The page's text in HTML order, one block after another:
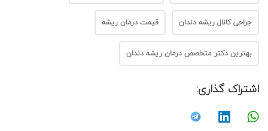
جراحی کانال ریشه دندان قیمت درمان ریشه
بهترین دکتر متخصص درمان ریشه دندان
اشتراک گذاری: